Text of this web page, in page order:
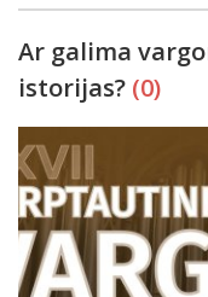
Ar galima
istorijas? (0)